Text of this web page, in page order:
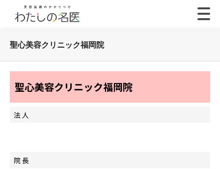
聖心美容クリニック福岡院
聖心美容クリニック福岡院
法 人
院 長